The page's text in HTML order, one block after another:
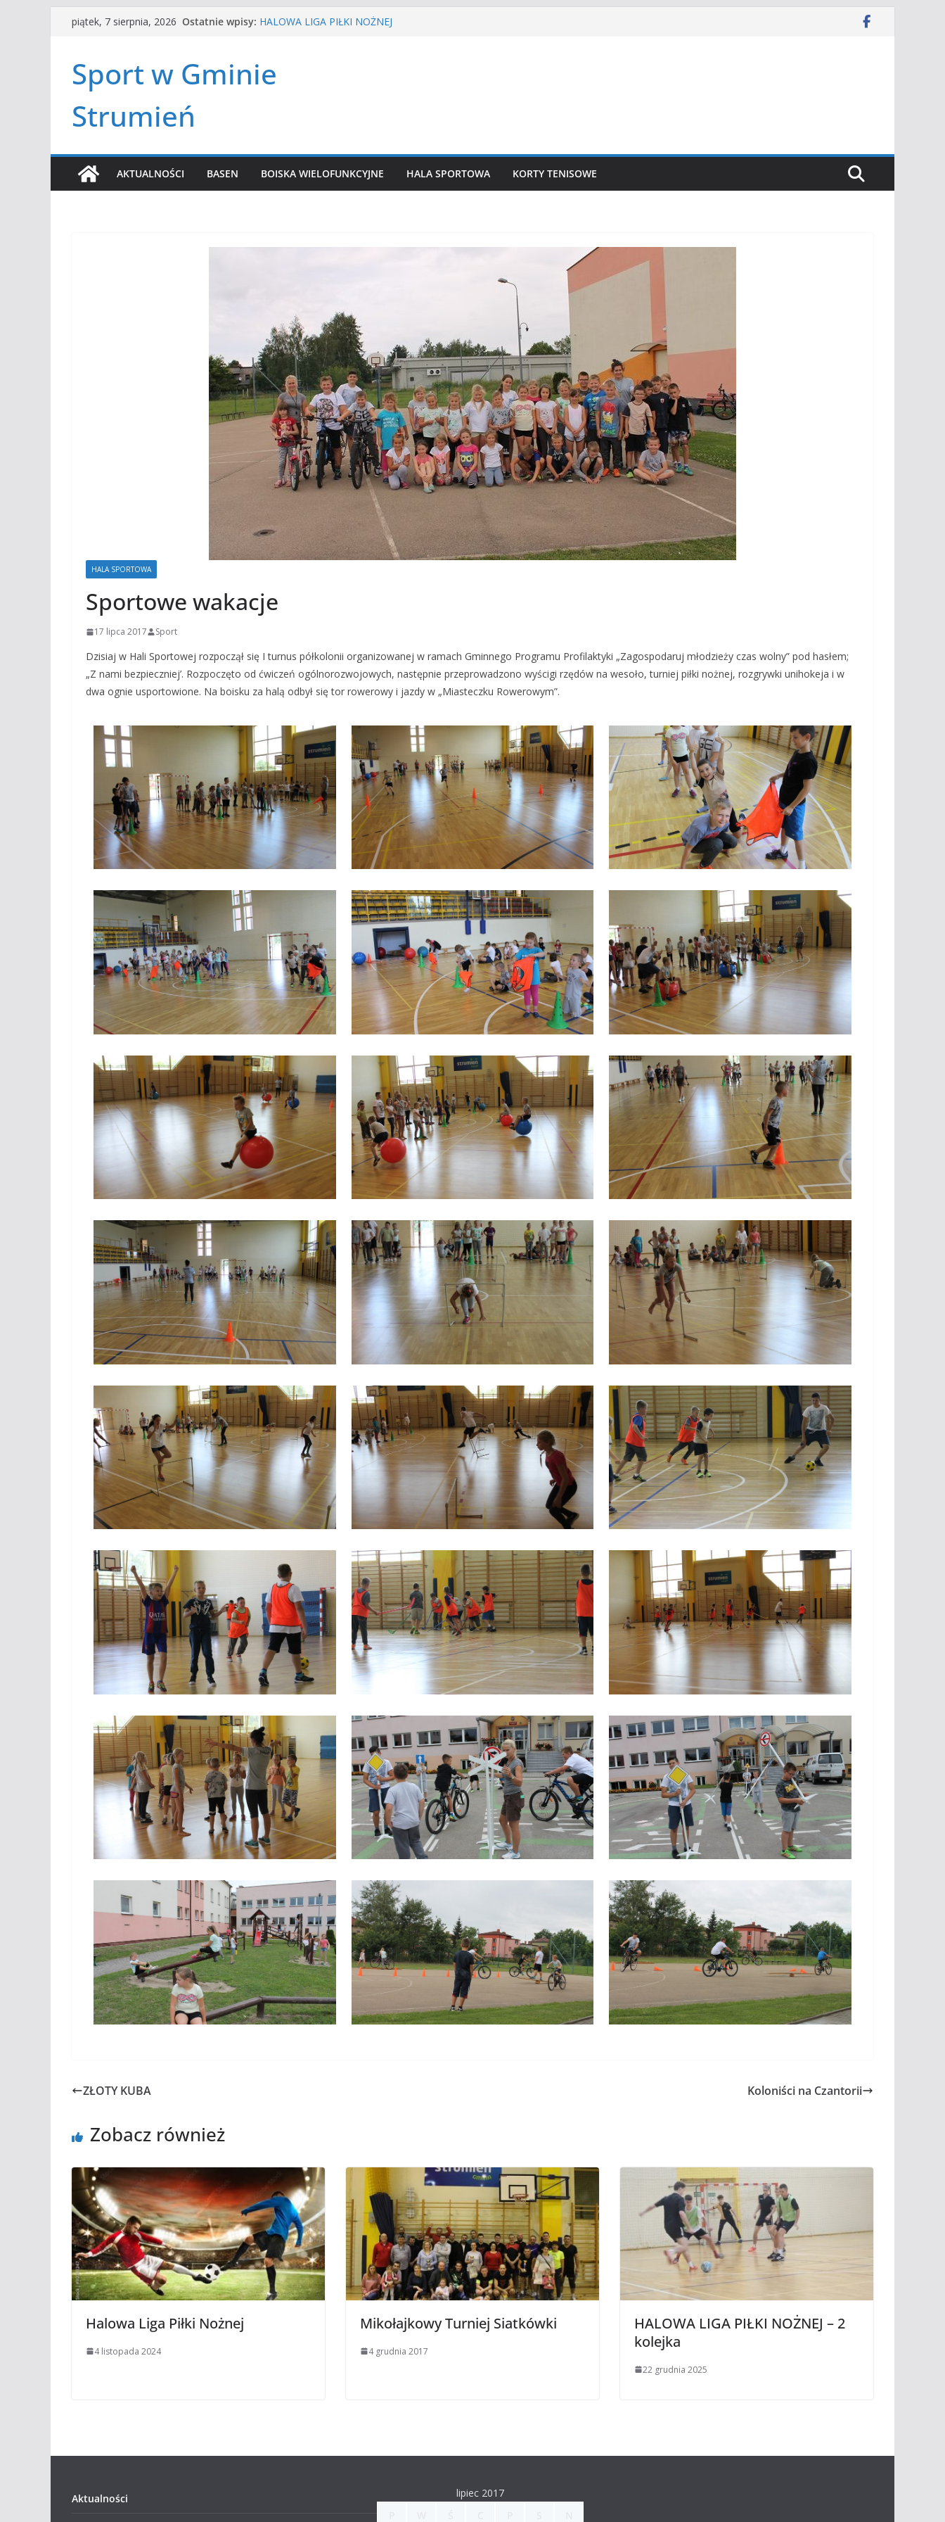
Przejdźpiątek, 7 sierpnia, 2026 Ostatnie wpisy: HALOWA LIGA PIŁKI NOŻNEJ
Czwórbój lekkoatletyczny
Sport w Gminie
Strumień
AKTUALNOŚCI BASEN BOISKA WIELOFUNKCYJNE HALA SPORTOWA KORTY TENISOWE
HALA SPORTOWA
Sportowe wakacje
17 lipca 2017 Sport
Dzisiaj w Hali Sportowej rozpoczął się I turnus półkolonii organizowanej w ramach Gminnego Programu Profilaktyki „Zagospodaruj młodzieży czas wolny” pod hasłem;
„Z nami bezpieczniej’. Rozpoczęto od ćwiczeń ogólnorozwojowych, następnie przeprowadzono wyścigi rzędów na wesoło, turniej piłki nożnej, rozgrywki unihokeja i w
dwa ognie usportowione. Na boisku za halą odbył się tor rowerowy i jazdy w „Miasteczku Rowerowym”.
ZŁOTY KUBA Koloniści na Czantorii
Zobacz również
Halowa Liga Piłki Nożnej
4 listopada 2024
Mikołajkowy Turniej Siatkówki
4 grudnia 2017
HALOWA LIGA PIŁKI NOŻNEJ – 2
kolejka
22 grudnia 2025
Aktualności
lipiec 2017